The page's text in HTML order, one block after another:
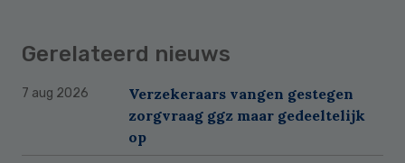
Gerelateerd nieuws
7 aug 2026
Verzekeraars vangen gestegen
zorgvraag ggz maar gedeeltelijk
op